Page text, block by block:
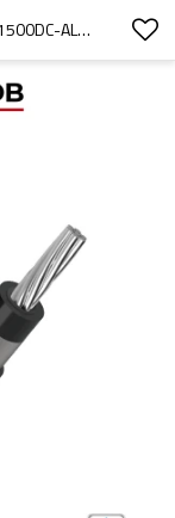
1.5KV 太阳能电缆 单芯 2PFG 2642 PV1500DC-AL DB TÜV